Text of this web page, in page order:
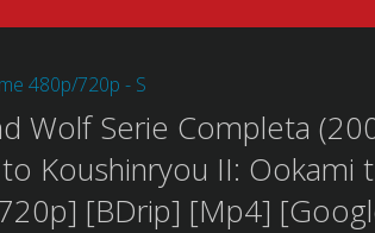
480p/720p - S
Wolf Serie Completa
Koushinryou II: Ookami
[BDrip] [Mp4]